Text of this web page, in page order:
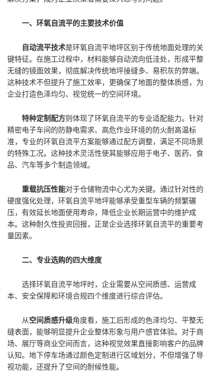
一、环氧自流平的主要技术价值
自动流平技术是环氧自流平地坪区别于传统地面处理的关
键特征。在施工过程中，材料能够自动流向低洼处，形成平整
无缝的镜面效果，彻底解决传统地坪接缝多、易积灰的弊端。
这种技术不但提升了施工效率，更确保了地面的整体质感，为
企业打造色泽均匀、视觉统一的空间环境。
特种定制配方则体现了环氧自流平的专业适配能力。针对
精密电子车间的防静电需求、高危作业环境的防火耐高温标
准，专业的环氧自流平方案能够通过配方调整，满足不同场景
的特殊工况。这种技术灵活性使其能够应用于电子、医药、食
品、汽车等多个制造领域。
重载抗压性能对于仓储物流中心尤为关键。通过针对性的
硬度强化处理，环氧自流平地坪能够承受重型车辆的频繁碾
压，有效延长地面使用寿命，降低企业长期运营中的维护成
本。这种耐久性投资回报，正是企业选择环氧自流平的重要考
量因素。
二、专业选购的四大维度
选择环氧自流平地坪时，企业需要从空间质感、运营成
本、安全保障和环境合规四个维度进行综合评估。
从空间质感升级角度看，施工后形成的色泽均匀、平整无
缝表面，能够明显提升企业整体形象与用户感官体验。对于商
场、展厅等商业空间而言，这种视觉效果直接影响客户的品牌
认知。地下停车场通过颜色定制进行区域划分，不但增强了导
视功能，还提升了空间的耐候性能。